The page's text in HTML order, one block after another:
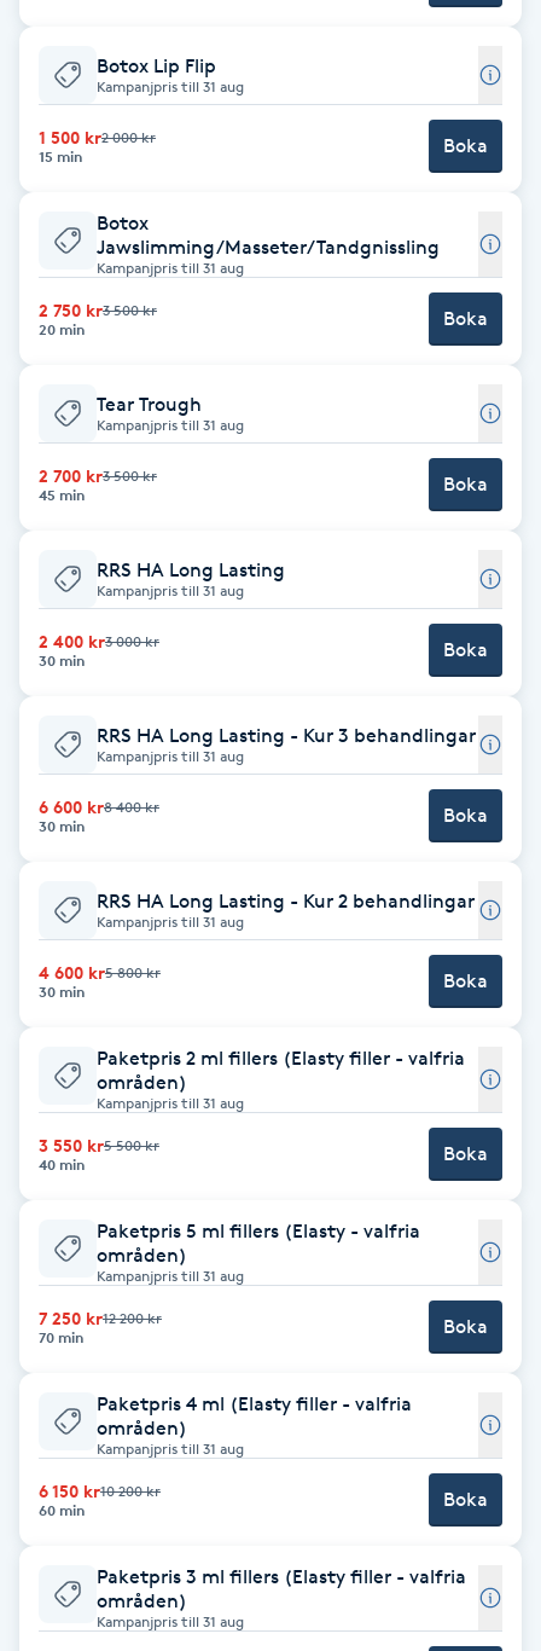
Föning
Gelenaglar
Gellack
Gellack med förstärkning
Gruppträning
Gua Sha-massage
Hatha Yoga
Headspa
Healing
Herrklippning
HIFU
Hollywood Peel
Hot Stone Massage
Hot yoga
Hudföryngring
Hudvård
Hyaluronsyra
Hyperhidros
Hårborttagning
Botox Lip Flip
Kampanjpris till 31 aug
1 500 kr2 000 kr
15 min
Boka
Botox
Jawslimming/Masseter/Tandgnissling
Kampanjpris till 31 aug
2 750 kr3 500 kr
20 min
Boka
Tear Trough
Kampanjpris till 31 aug
2 700 kr3 500 kr
45 min
Boka
RRS HA Long Lasting
Kampanjpris till 31 aug
2 400 kr3 000 kr
30 min
Boka
RRS HA Long Lasting - Kur 3 behandlingar
Kampanjpris till 31 aug
6 600 kr8 400 kr
30 min
Boka
RRS HA Long Lasting - Kur 2 behandlingar
Kampanjpris till 31 aug
4 600 kr5 800 kr
30 min
Boka
Paketpris 2 ml fillers (Elasty filler - valfria
områden)
Kampanjpris till 31 aug
3 550 kr5 500 kr
40 min
Boka
Paketpris 5 ml fillers (Elasty - valfria
områden)
Kampanjpris till 31 aug
7 250 kr12 200 kr
70 min
Boka
Paketpris 4 ml (Elasty filler - valfria
områden)
Kampanjpris till 31 aug
6 150 kr10 200 kr
60 min
Boka
Paketpris 3 ml fillers (Elasty filler - valfria
områden)
Kampanjpris till 31 aug